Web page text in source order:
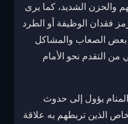
والحزن الشديد، كما يرى
فقدان الوظيفة أو الطرد
بعض الصعاب والمشاكل
من التقدم نحو الأمام
يؤول إلى حدوث
الذين تربطهم به علاقة